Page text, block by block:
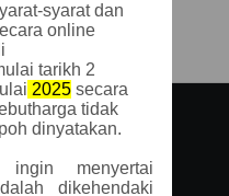
syarat dan
online
tarikh 2
2025 secara
tidak
dinyatakan.
menyertai
dikehendaki
-Domain Name